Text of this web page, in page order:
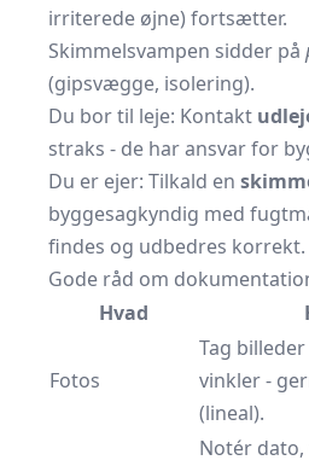
irriterede øjne) fortsætter.
Skimmelsvampen sidder på
(gipsvægge, isolering).
Du bor til leje: Kontakt
straks - de har ansvar for
Du er ejer: Tilkald en
byggesagkyndig med
findes og udbedres korrekt.
Gode råd om
Hvad
Fotos
Tag
vinkler -
(lineal).
Notér